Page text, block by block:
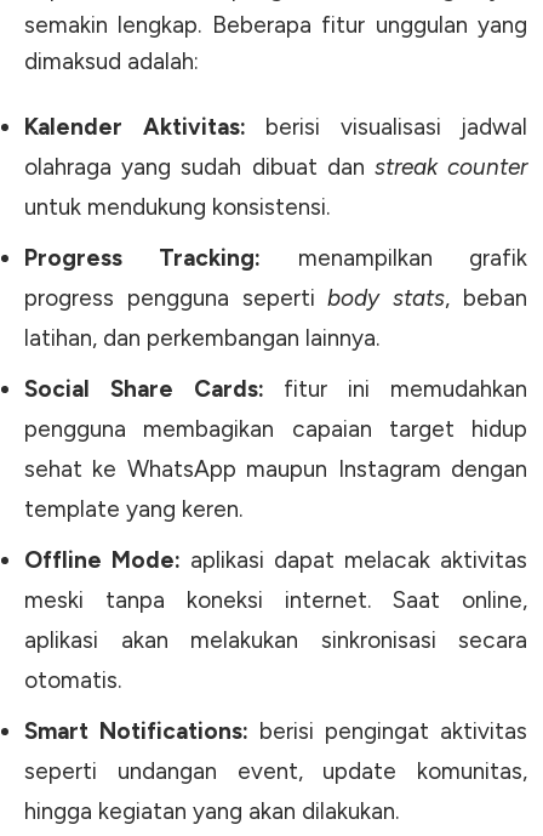
semakin lengkap. Beberapa fitur unggulan yang
dimaksud adalah:
Kalender Aktivitas: berisi visualisasi jadwal
olahraga yang sudah dibuat dan streak counter
untuk mendukung konsistensi.
Progress Tracking: menampilkan grafik
progress pengguna sepertibody stats, beban
latihan, dan perkembangan lainnya.
Social Share Cards: fitur ini memudahkan
pengguna membagikan capaian target hidup
sehat ke WhatsApp maupun Instagram dengan
template yang keren.
Offline Mode: aplikasi dapat melacak aktivitas
meski tanpa koneksi internet. Saat online,
aplikasi akan melakukan sinkronisasi secara
otomatis.
Smart Notifications: berisi pengingat aktivitas
seperti undangan event, update komunitas,
hingga kegiatan yang akan dilakukan.